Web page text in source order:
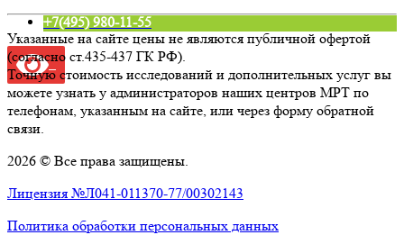
+7(495) 980-11-55
Указанные на сайте цены не являются публичной офертой
(согласно ст.435-437 ГК РФ).
Точную стоимость исследований и дополнительных услуг вы
можете узнать у администраторов наших центров МРТ по
телефонам, указанным на сайте, или через форму обратной
связи.
2026 © Все права защищены.
Лицензия №Л041-011370-77/00302143
Политика обработки персональных данных